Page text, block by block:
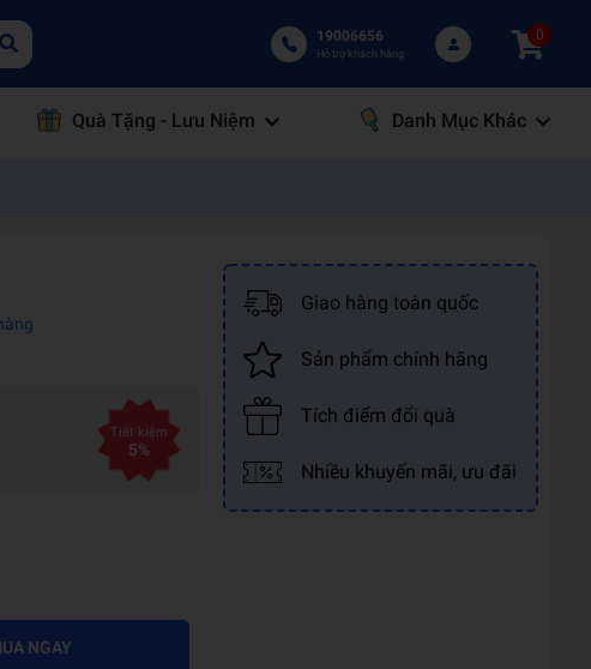
19006656
Hỗ trợ khách hàng
0
Quà Tặng - Lưu Niệm Danh Mục Khác
Tiết kiệm
5%
NGAY
Giao hàng toàn quốc
Sản phẩm chính hãng
Tích điểm đổi quà
Nhiều khuyến mãi, ưu đãi